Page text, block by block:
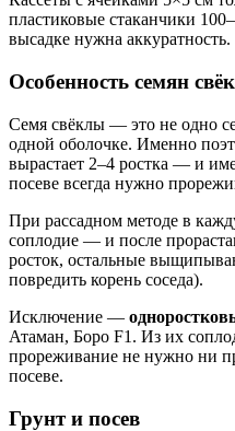
пластиковые стаканчики
высадке нужна аккуратность.
Особенность семян
Семя свёклы — это не одно
одной оболочке. Именно
вырастает 2–4 ростка — и
посеве всегда нужно
При рассадном методе в
соплодие — и после
росток, остальные
повредить корень соседа).
Исключение —
Атаман, Боро F1. Из их
прореживание не нужно ни
посеве.
Грунт и посев